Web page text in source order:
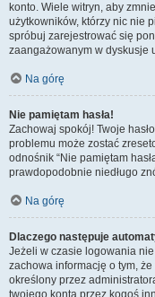
konto. Wiele witryn, aby
użytkowników, którzy nic nie
spróbuj zarejestrować się
zaangażowanym w dyskusje
Na górę
Nie pamiętam hasła!
Zachowaj spokój! Twoje
problemu może zostać
odnośnik “Nie pamiętam
prawdopodobnie niedługo
Na górę
Dlaczego następuje
Jeżeli w czasie logowania
zachowa informację o tym,
określony przez
twojego konta przez kogoś